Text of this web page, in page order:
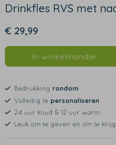
Drinkfles RVS met
€ 29,99
In winkelmandje
Bedrukking rondom
Volledig te personaliseren
24 uur koud & 12 uur warm
Leuk om te geven en om te